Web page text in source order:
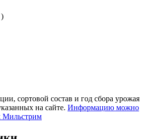
сортовой состав и год сбора урожая
на сайте. Информацию можно
Мильстрим